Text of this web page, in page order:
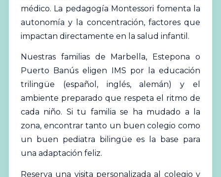
médico. La pedagogía Montessori fomenta la
autonomía y la concentración, factores que
impactan directamente en la salud infantil.
Nuestras familias de Marbella, Estepona o
Puerto Banús eligen IMS por la educación
trilingüe (español, inglés, alemán) y el
ambiente preparado que respeta el ritmo de
cada niño. Si tu familia se ha mudado a la
zona, encontrar tanto un buen colegio como
un buen pediatra bilingüe es la base para
una adaptación feliz.
Reserva una visita personalizada al colegio y